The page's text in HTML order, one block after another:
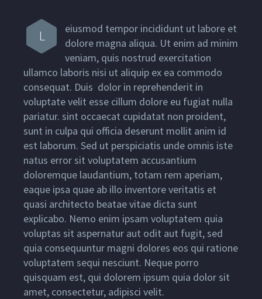
L
eiusmod tempor incididunt ut labore et
dolore magna aliqua. Ut enim ad minim
veniam, quis nostrud exercitation
ullamco laboris nisi ut aliquip ex ea commodo
consequat. Duis dolor in reprehenderit in
voluptate velit esse cillum dolore eu fugiat nulla
pariatur. sint occaecat cupidatat non proident,
sunt in culpa qui officia deserunt mollit anim id
est laborum. Sed ut perspiciatis unde omnis iste
natus error sit voluptatem accusantium
doloremque laudantium, totam rem aperiam,
eaque ipsa quae ab illo inventore veritatis et
quasi architecto beatae vitae dicta sunt
explicabo. Nemo enim ipsam voluptatem quia
voluptas sit aspernatur aut odit aut fugit, sed
quia consequuntur magni dolores eos qui ratione
voluptatem sequi nesciunt. Neque porro
quisquam est, qui dolorem ipsum quia dolor sit
amet, consectetur, adipisci velit.